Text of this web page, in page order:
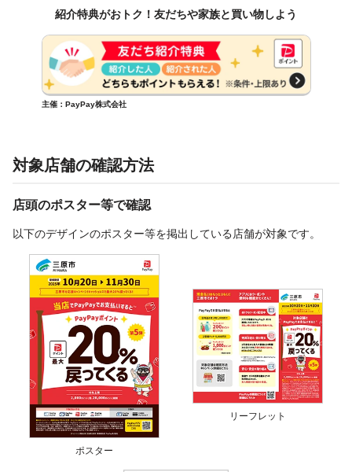
紹介特典がおトク！友だちや家族と買い物しよう
主催：PayPay株式会社
対象店舗の確認方法
店頭のポスター等で確認
以下のデザインのポスター等を掲出している店舗が対象です。
ポスター
リーフレット